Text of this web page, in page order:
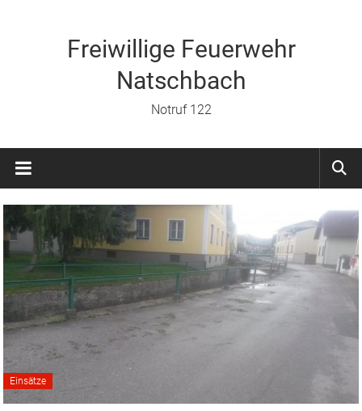
Freiwillige Feuerwehr
Natschbach
Notruf 122
Einsätze